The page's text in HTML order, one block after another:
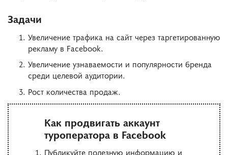
Задачи
Увеличение трафика на сайт через таргетированную
рекламу в Facebook.
Увеличение узнаваемости и популярности бренда
среди целевой аудитории.
Рост количества продаж.
Как продвигать аккаунт
туроператора в Facebook
Публикуйте полезную информацию и